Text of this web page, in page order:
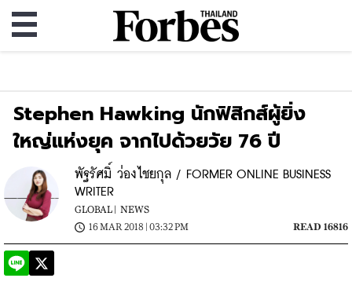
Stephen Hawking นักฟิสิกส์ผู้ยิ่ง
ใหญ่แห่งยุค จากไปด้วยวัย 76 ปี
พัฐรัศมิ์ ว่องไชยกุล / FORMER ONLINE BUSINESS
WRITER
GLOBAL |
NEWS
16 MAR 2018 | 03:32 PM
READ 16816